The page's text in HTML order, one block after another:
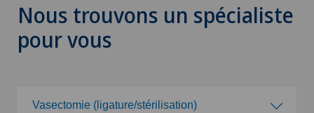
Nous trouvons un spécialiste
pour vous
Vasectomie (ligature/stérilisation)